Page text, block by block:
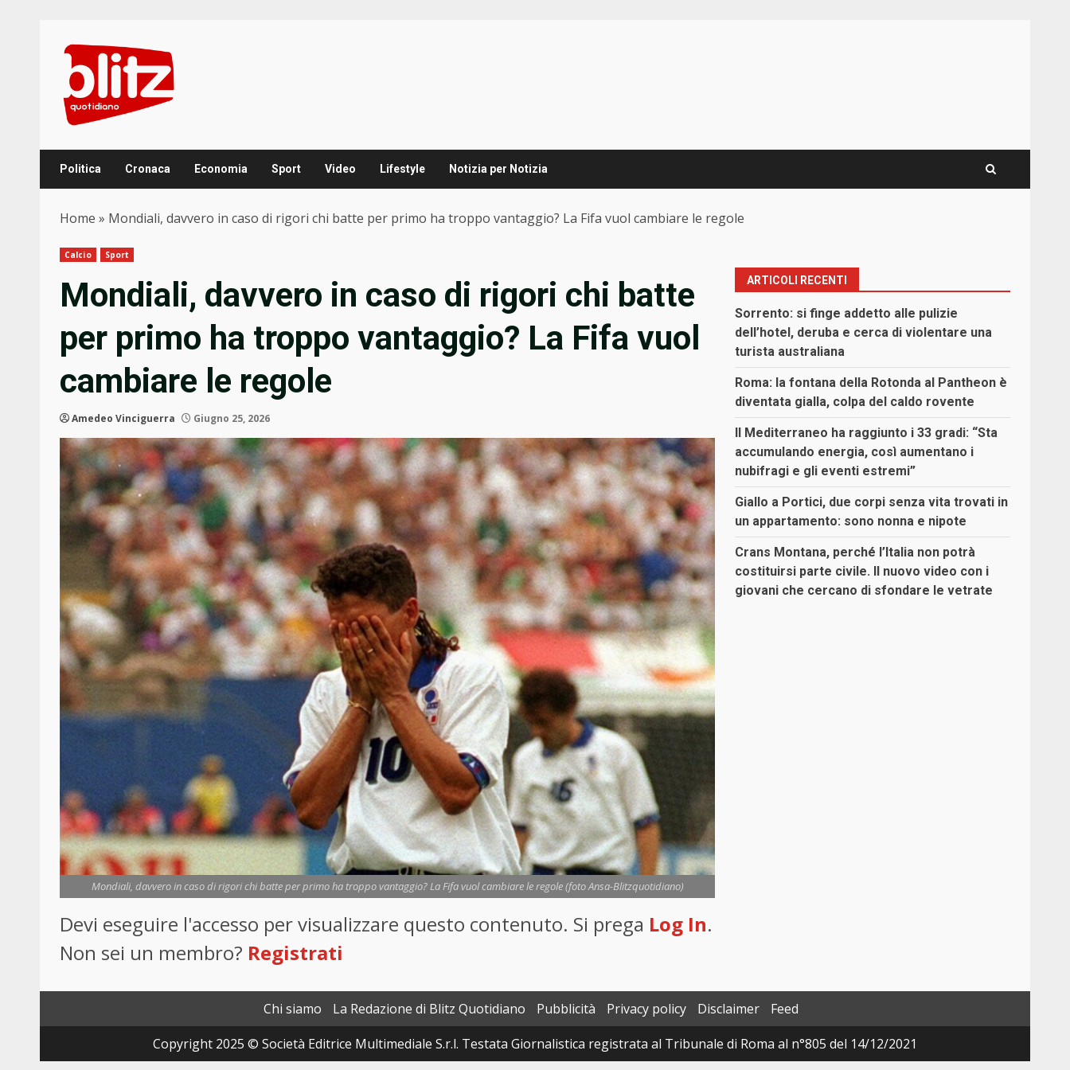
content
Politica Cronaca Economia Sport Video Lifestyle Notizia per Notizia
Home » Mondiali, davvero in caso di rigori chi batte per primo ha troppo vantaggio? La Fifa vuol cambiare le regole
Calcio Sport
Mondiali, davvero in caso di rigori chi batte
per primo ha troppo vantaggio? La Fifa vuol
cambiare le regole
Amedeo Vinciguerra Giugno 25, 2026
Mondiali, davvero in caso di rigori chi batte per primo ha troppo vantaggio? La Fifa vuol cambiare le regole (foto Ansa-Blitzquotidiano)
Devi eseguire l'accesso per visualizzare questo contenuto. Si prega Log In.
Non sei un membro? Registrati
ARTICOLI RECENTI
Sorrento: si finge addetto alle pulizie
dell’hotel, deruba e cerca di violentare una
turista australiana
Roma: la fontana della Rotonda al Pantheon è
diventata gialla, colpa del caldo rovente
Il Mediterraneo ha raggiunto i 33 gradi: “Sta
accumulando energia, così aumentano i
nubifragi e gli eventi estremi”
Giallo a Portici, due corpi senza vita trovati in
un appartamento: sono nonna e nipote
Crans Montana, perché l’Italia non potrà
costituirsi parte civile. Il nuovo video con i
giovani che cercano di sfondare le vetrate
Chi siamo La Redazione di Blitz Quotidiano Pubblicità Privacy policy Disclaimer
Feed
Copyright 2025 © Società Editrice Multimediale S.r.l. Testata Giornalistica registrata al Tribunale di Roma al n°805 del 14/12/2021